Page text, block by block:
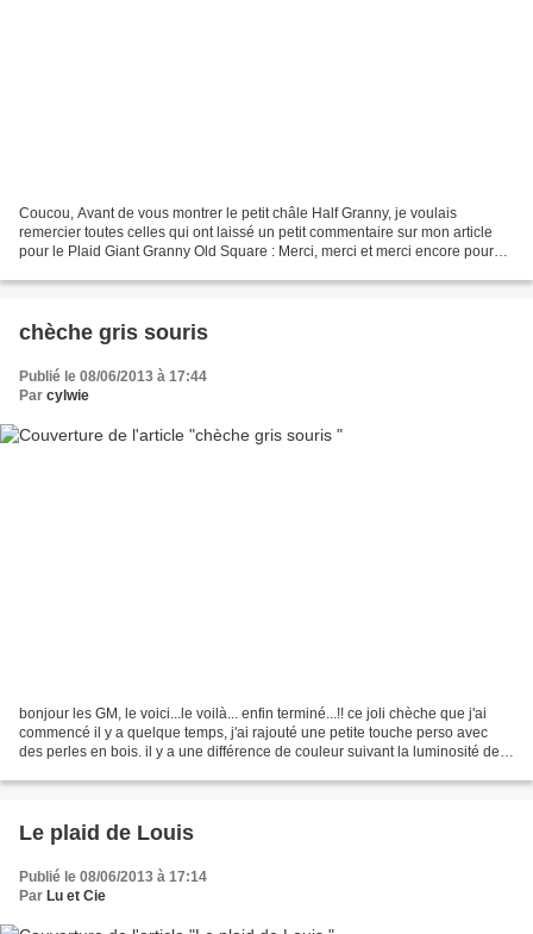
Coucou, Avant de vous montrer le petit châle Half Granny, je voulais
remercier toutes celles qui ont laissé un petit commentaire sur mon article
pour le Plaid Giant Granny Old Square : Merci, merci et merci encore pour
chèche gris souris
Publié le 08/06/2013 à 17:44
Par cylwie
bonjour les GM, le voici...le voilà... enfin terminé...!! ce joli chèche que j'ai
commencé il y a quelque temps, j'ai rajouté une petite touche perso avec
des perles en bois. il y a une différence de couleur suivant la luminosité de
Le plaid de Louis
Publié le 08/06/2013 à 17:14
Par Lu et Cie